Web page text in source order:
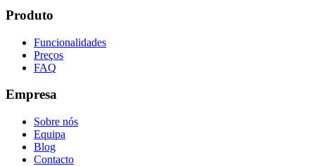
Produto
Funcionalidades
Preços
FAQ
Empresa
Sobre nós
Equipa
Blog
Contacto